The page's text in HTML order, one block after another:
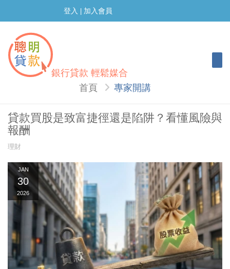
登入 加入會員
銀行貸款 輕鬆媒合
首頁 專家開講
貸款買股是致富捷徑還是陷阱？看懂風險與
報酬
理財
JAN
30
2026